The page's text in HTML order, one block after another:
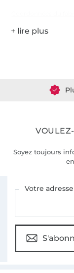
Soyez toujours
Votre